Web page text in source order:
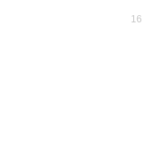
16